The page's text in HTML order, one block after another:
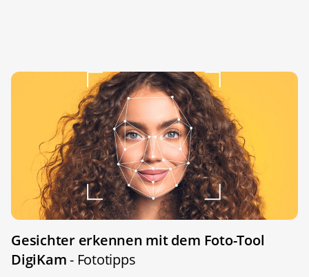
Gesichter erkennen mit dem Foto-Tool
DigiKam- Fototipps